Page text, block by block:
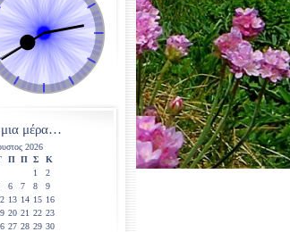
μέρα…
2026
Π Π Σ
Κ
1
2
6 7 8
9
13 14 15 16
20 21 22 23
27 28 29 30